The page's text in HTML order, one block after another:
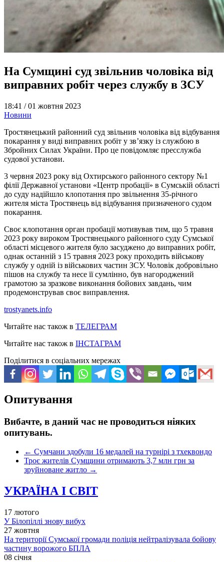
На Сумщині суд звільнив чоловіка від
виправних робіт через службу в ЗСУ
18:41 /01 жовтня 2023
Новини
Тростянецький районний суд звільнив чоловіка від відбування
покарання у виді виправних робіт у зв’язку із службою в
Збройних Силах України. Про це повідомляє пресслужба
судової установи.
3 червня 2023 року від Охтирського районного сектору №1
філії Державної установи «Центр пробації» в Сумській області
до суду надійшло клопотання про звільнення 35-річного
жителя міста Тростянець від відбування призначеного судом
покарання.
Своє клопотання орган пробації мотивував тим, що 5 травня
2023 року вироком Тростянецького районного суду Сумської
області місцевого жителя було засуджено до виправних робіт,
однак останній з 15 травня 2023 року проходить військову
службу у одній із військових частин ЗСУ. Чоловік добровільно
пішов на службу та несе її сумлінно, був нагороджений
грамотою за зразкове виконання бойових завдань, чим
продемонстрував своє виправлення.
trostyanets.info
Читайте нас також в ТЕЛЕГРАМ
Читайте нас також в ІНСТАГРАМ
Поділитися в соціальних мережах
Опитування
Вибачте, в даний час не проводиться ніяких
опитувань.
← Сумчани здобули 16 медалей на турнірі з тхеквондо
Троє жителів Сумщини отримають 3,7 млн грн за
зруйноване житло →
УКРАЇНА І СВІТ
17 лютого
У Білопіллі знову вибух
27 жовтня
На території Сумської громади поліція нейтралізувала бойову
частину ворожого БПЛА
08 січня